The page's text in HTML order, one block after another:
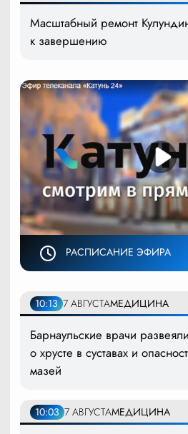
Масштабный ремонт
к завершению
РАСПИСАНИЕ ЭФИРА
10:13 7 АВГУСТАМЕДИЦИНА
Барнаульские врачи
о хрусте в суставах и
мазей
10:03 7 АВГУСТАМЕДИЦИНА